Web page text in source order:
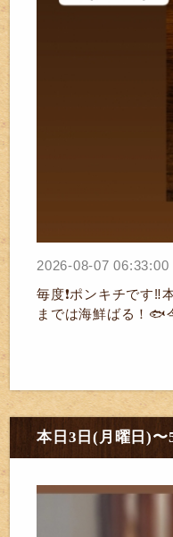
2026-08-07 06:33:00
毎度❗ポンキチです‼️
までは海鮮ばる！🐟️
本日3日(月曜日)〜